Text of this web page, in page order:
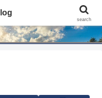
search